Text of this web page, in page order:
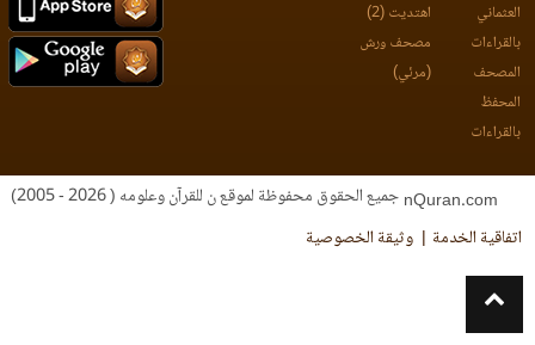
العثماني
بالقراءات
المصحف
المحفظ
بالقراءات
اهتديت (2)
مصحف ورش
(مرئي)
جميع الحقوق محفوظة لموقع ن للقرآن وعلومه ( 2026 - 2005)
اتفاقية الخدمة
وثيقة الخصوصية